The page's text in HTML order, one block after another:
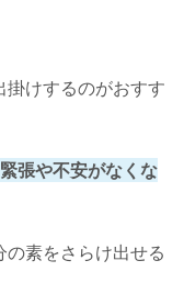
けするのがおすす
張や不安がなくな
素をさらけ出せる